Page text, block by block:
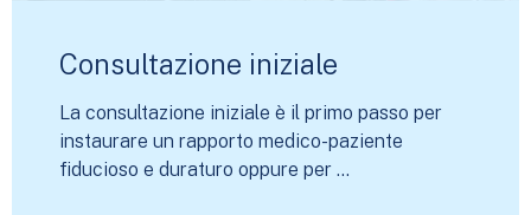
Consultazione iniziale
La consultazione iniziale è il primo passo per
instaurare un rapporto medico-paziente
fiducioso e duraturo oppure per ...